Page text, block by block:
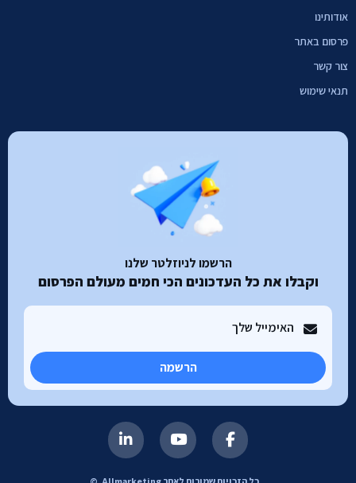
אודותינו
פרסום באתר
צור קשר
תנאי שימוש
הרשמו לניוזלטר שלנו
וקבלו את כל העדכונים הכי חמים מעולם הפרסום
הרשמה